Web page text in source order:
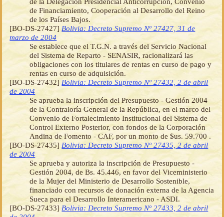
de Financiamiento, Cooperación al Desarrollo del Reino
de los Países Bajos.
[BO-DS-27427] Bolivia: Decreto Supremo Nº 27427, 31 de
marzo de 2004
Se establece que el T.G.N. a través del Servicio Nacional
del Sistema de Reparto - SENASIR, racionalizará las
obligaciones con los titulares de rentas en curso de pago y
rentas en curso de adquisición.
[BO-DS-27432] Bolivia: Decreto Supremo Nº 27432, 2 de abril
de 2004
Se aprueba la inscripción del Presupuesto - Gestión 2004
de la Contraloría General de la República, en el marco del
Convenio de Fortalecimiento Institucional del Sistema de
Control Externo Posterior, con fondos de la Corporación
Andina de Fomento - CAF, por un monto de $us. 59.700 .
[BO-DS-27435] Bolivia: Decreto Supremo Nº 27435, 2 de abril
de 2004
Se aprueba y autoriza la inscripción de Presupuesto -
Gestión 2004, de Bs. 45.446, en favor del Viceministerio
de la Mujer del Ministerio de Desarrollo Sostenible,
financiado con recursos de donación externa de la Agencia
Sueca para el Desarrollo Interamericano - ASDI.
[BO-DS-27433] Bolivia: Decreto Supremo Nº 27433, 2 de abril